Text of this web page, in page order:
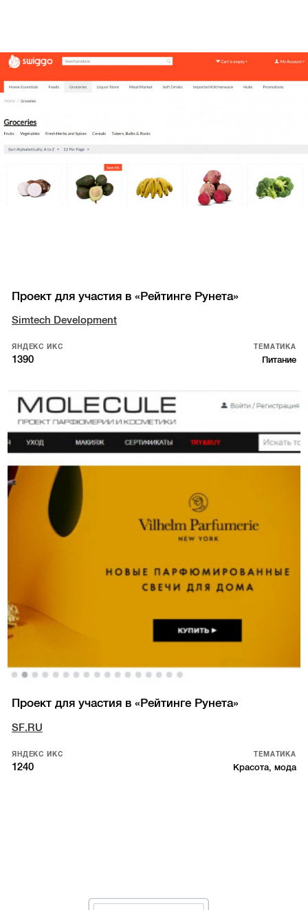
Проект для участия в «Рейтинге Рунета»
Simtech Development
ЯНДЕКС ИКС
1390
ТЕМАТИКА
Питание
Проект для участия в «Рейтинге Рунета»
SF.RU
ЯНДЕКС ИКС
1240
ТЕМАТИКА
Красота, мода